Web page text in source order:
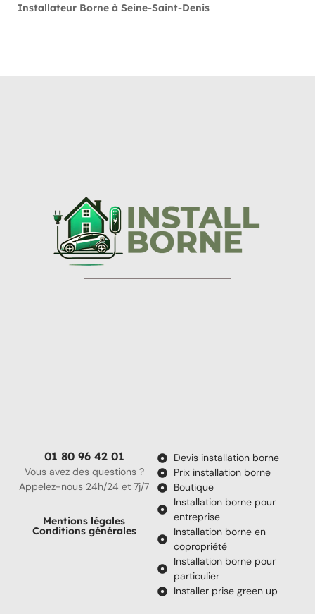
Installateur Borne à Seine-Saint-Denis
01 80 96 42 01
Vous avez des questions ?
Appelez-nous 24h/24 et 7j/7
Mentions légales
Conditions générales
Devis installation borne
Prix installation borne
Boutique
Installation borne pour
entreprise
Installation borne en
copropriété
Installation borne pour
particulier
Installer prise green up